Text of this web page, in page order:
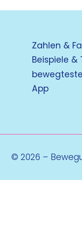
Zahlen &
Beispiele &
App
© 2026 –